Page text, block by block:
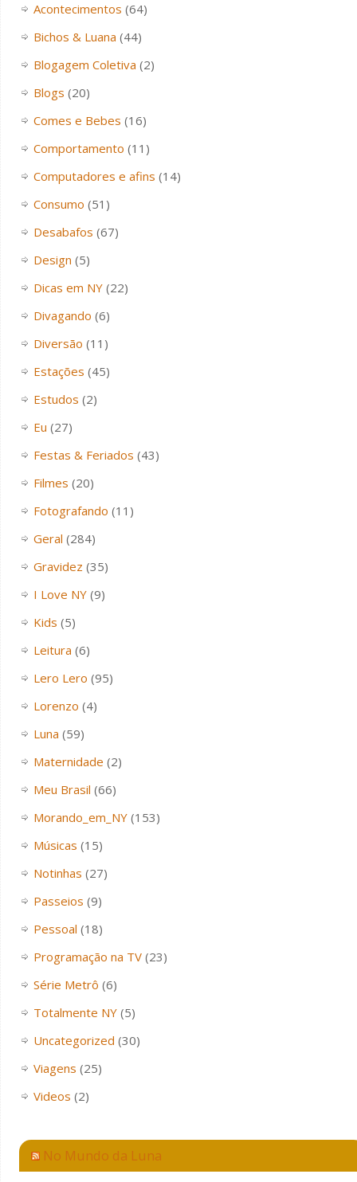
Acontecimentos (64)
Bichos & Luana (44)
Blogagem Coletiva (2)
Blogs (20)
Comes e Bebes (16)
Comportamento (11)
Computadores e afins (14)
Consumo (51)
Desabafos (67)
Design (5)
Dicas em NY(22)
Divagando (6)
Diversão (11)
Estações (45)
Estudos (2)
Eu (27)
Festas & Feriados (43)
Filmes (20)
Fotografando (11)
Geral (284)
Gravidez (35)
I Love NY(9)
Kids (5)
Leitura (6)
Lero Lero (95)
Lorenzo (4)
Luna (59)
Maternidade (2)
Meu Brasil (66)
Morando_em_NY(153)
Músicas (15)
Notinhas (27)
Passeios (9)
Pessoal (18)
Programação na TV(23)
Série Metrô (6)
Totalmente NY(5)
Uncategorized (30)
Viagens (25)
Videos (2)
No Mundo da Luna